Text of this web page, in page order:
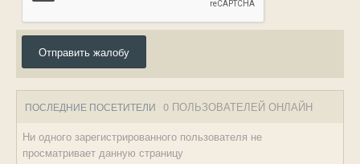
Отправить жалобу
ПОСЛЕДНИЕ ПОСЕТИТЕЛИ 0 ПОЛЬЗОВАТЕЛЕЙ ОНЛАЙН
Ни одного зарегистрированного пользователя не
просматривает данную страницу